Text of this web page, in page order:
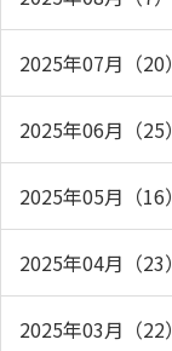
2025年07月（20）
2025年06月（25）
2025年05月（16）
2025年04月（23）
2025年03月（22）